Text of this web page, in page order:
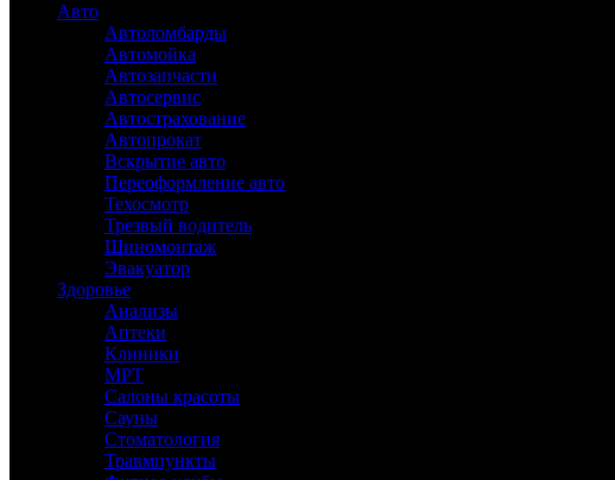
Авто
Автоломбарды
Автомойка
Автозапчасти
Автосервис
Автострахование
Автопрокат
Вскрытие авто
Переоформление авто
Техосмотр
Трезвый водитель
Шиномонтаж
Эвакуатор
Здоровье
Анализы
Аптеки
Клиники
МРТ
Салоны красоты
Сауны
Стоматология
Травмпункты